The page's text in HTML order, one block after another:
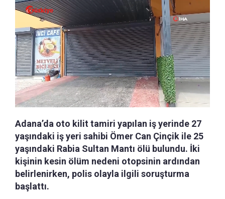
Adana’da oto kilit tamiri yapılan iş yerinde 27
yaşındaki iş yeri sahibi Ömer Can Çinçik ile 25
yaşındaki Rabia Sultan Mantı ölü bulundu. İki
kişinin kesin ölüm nedeni otopsinin ardından
belirlenirken, polis olayla ilgili soruşturma
başlattı.